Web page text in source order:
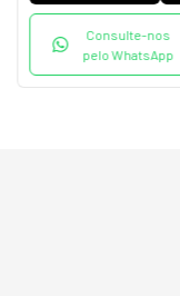
Consulte-nos
pelo WhatsApp